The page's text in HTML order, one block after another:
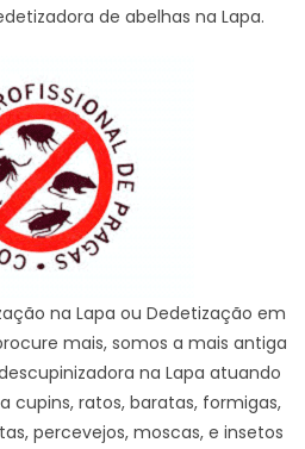
de abelhas na Lapa.
na Lapa ou Dedetização em
mais, somos a mais antiga
na Lapa atuando
cupins, ratos, baratas, formigas,
percevejos, moscas, e insetos